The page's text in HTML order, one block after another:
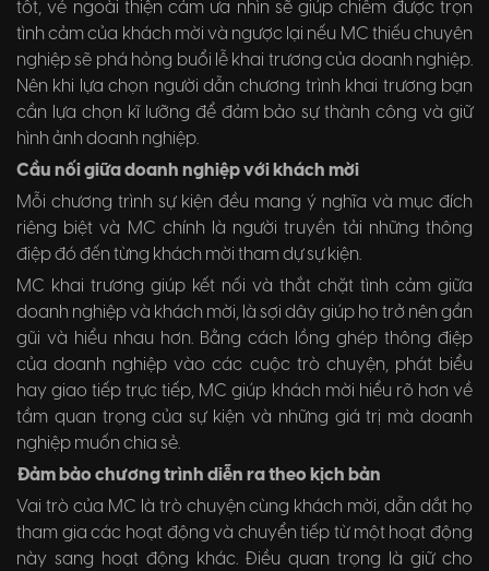
tốt, vẻ ngoài thiện cảm ưa nhìn sẽ giúp chiếm được trọn
tình cảm của khách mời và ngược lại nếu MC thiếu chuyên
nghiệp sẽ phá hỏng buổi lễ khai trương của doanh nghiệp.
Nên khi lựa chọn người dẫn chương trình khai trương bạn
cần lựa chọn kĩ lưỡng để đảm bảo sự thành công và giữ
hình ảnh doanh nghiệp.
Cầu nối giữa doanh nghiệp với khách mời
Mỗi chương trình sự kiện đều mang ý nghĩa và mục đích
riêng biệt và MC chính là người truyền tải những thông
điệp đó đến từng khách mời tham dự sự kiện.
MC khai trương giúp kết nối và thắt chặt tình cảm giữa
doanh nghiệp và khách mời, là sợi dây giúp họ trở nên gần
gũi và hiểu nhau hơn. Bằng cách lồng ghép thông điệp
của doanh nghiệp vào các cuộc trò chuyện, phát biểu
hay giao tiếp trực tiếp, MC giúp khách mời hiểu rõ hơn về
tầm quan trọng của sự kiện và những giá trị mà doanh
nghiệp muốn chia sẻ.
Đảm bảo chương trình diễn ra theo kịch bản
Vai trò của MC là trò chuyện cùng khách mời, dẫn dắt họ
tham gia các hoạt động và chuyển tiếp từ một hoạt động
này sang hoạt động khác. Điều quan trọng là giữ cho